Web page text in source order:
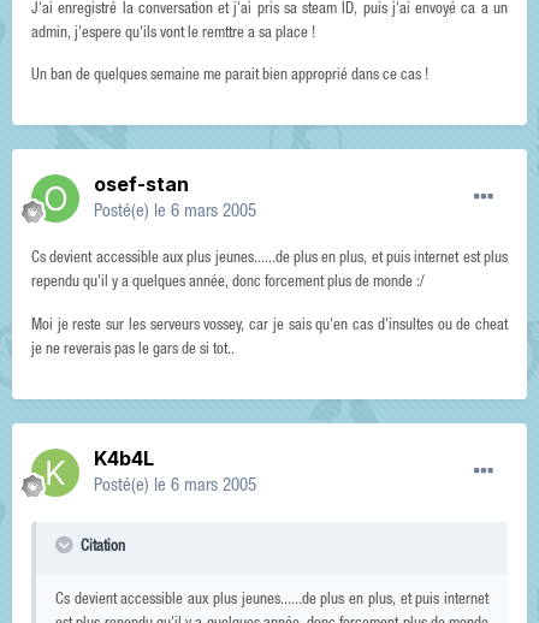
J'ai enregistré la conversation et j'ai pris sa steam ID, puis j'ai envoyé ca a un
admin, j'espere qu'ils vont le remttre a sa place !
Un ban de quelques semaine me parait bien approprié dans ce cas !
osef-stan
Posté(e) le 6 mars 2005
Cs devient accessible aux plus jeunes......de plus en plus, et puis internet est plus
rependu qu'il y a quelques année, donc forcement plus de monde :/
Moi je reste sur les serveurs vossey, car je sais qu'en cas d'insultes ou de cheat
je ne reverais pas le gars de si tot..
K4b4L
Posté(e) le 6 mars 2005
Citation
Cs devient accessible aux plus jeunes......de plus en plus, et puis internet